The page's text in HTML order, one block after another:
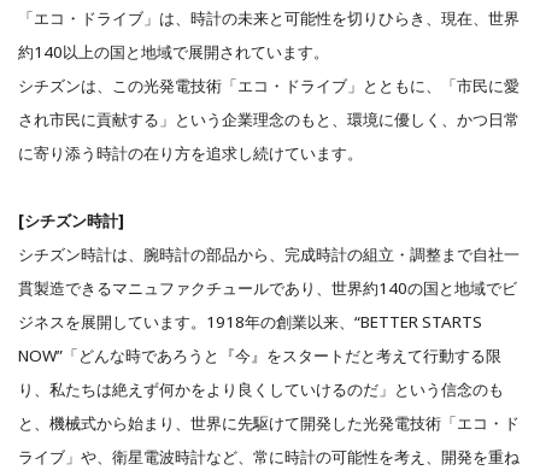
「エコ・ドライブ」は、時計の未来と可能性を切りひらき、現在、世界
約140以上の国と地域で展開されています。
シチズンは、この光発電技術「エコ・ドライブ」とともに、「市民に愛
され市民に貢献する」という企業理念のもと、環境に優しく、かつ日常
に寄り添う時計の在り方を追求し続けています。
[シチズン時計]
シチズン時計は、腕時計の部品から、完成時計の組立・調整まで自社一
貫製造できるマニュファクチュールであり、世界約140の国と地域でビ
ジネスを展開しています。1918年の創業以来、“BETTER STARTS
NOW”「どんな時であろうと『今』をスタートだと考えて行動する限
り、私たちは絶えず何かをより良くしていけるのだ」という信念のも
と、機械式から始まり、世界に先駆けて開発した光発電技術「エコ・ド
ライブ」や、衛星電波時計など、常に時計の可能性を考え、開発を重ね